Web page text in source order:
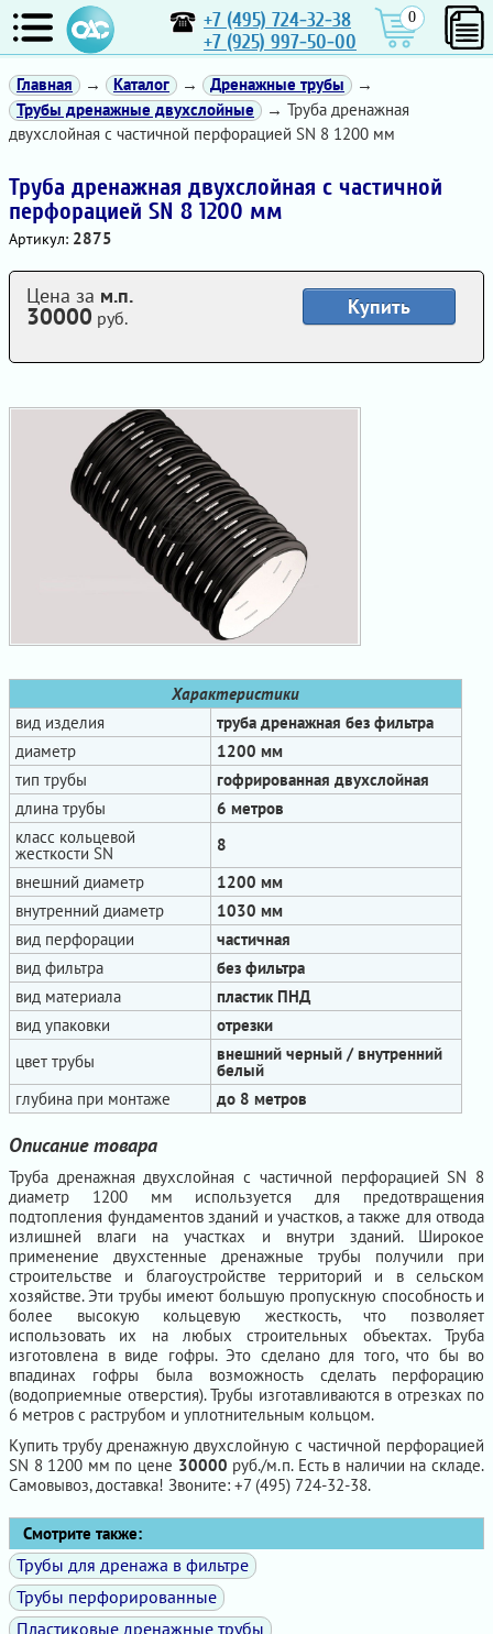
+7 (495) 724-32-38
+7 (925) 997-50-00
0
Главная → Каталог → Дренажные трубы
→
Трубы дренажные двухслойные
→ Труба дренажная
двухслойная с частичной перфорацией SN 8 1200 мм
Труба дренажная двухслойная с частичной
перфорацией SN 8 1200 мм
Артикул: 2875
Характеристики
вид изделия
труба дренажная без фильтра
диаметр
1200 мм
тип трубы
гофрированная двухслойная
длина трубы
6 метров
класс кольцевой
жесткости SN
8
внешний диаметр
1200 мм
внутренний диаметр
1030 мм
вид перфорации
частичная
вид фильтра
без фильтра
вид материала
пластик ПНД
вид упаковки
отрезки
цвет трубы
внешний черный / внутренний
белый
глубина при монтаже
до 8 метров
Купить
Цена за м.п.
30000 руб.
Описание товара
Труба дренажная двухслойная с частичной перфорацией SN 8
диаметр 1200 мм используется для предотвращения
подтопления фундаментов зданий и участков, а также для отвода
излишней влаги на участках и внутри зданий. Широкое
применение двухстенные дренажные трубы получили при
строительстве и благоустройстве территорий и в сельском
хозяйстве. Эти трубы имеют большую пропускную способность и
более высокую кольцевую жесткость, что позволяет
использовать их на любых строительных объектах. Труба
изготовлена в виде гофры. Это сделано для того, что бы во
впадинах гофры была возможность сделать перфорацию
(водоприемные отверстия). Трубы изготавливаются в отрезках по
6 метров с раструбом и уплотнительным кольцом.
Купить трубу дренажную двухслойную с частичной перфорацией
SN 8 1200 мм по цене 30000 руб./м.п. Есть в наличии на складе.
Самовывоз, доставка! Звоните: +7 (495) 724-32-38.
Смотрите также:
Трубы для дренажа в фильтре
Трубы перфорированные
Пластиковые дренажные трубы